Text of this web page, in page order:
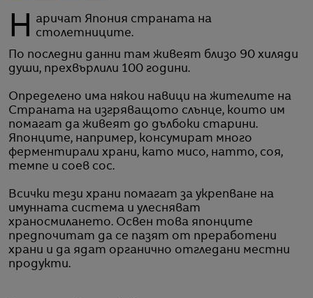
Наричат Япония страната на
столетниците.
По последни данни там живеят близо 90 хиляди
души, прехвърлили 100 години.
Определено има някои навици на жителите на
Страната на изгряващото слънце, които им
помагат да живеят до дълбоки старини.
Японците, например, консумират много
ферментирали храни, като мисо, натто, соя,
темпе и соев сос.
Всички тези храни помагат за укрепване на
имунната система и улесняват
храносмилането. Освен това японците
предпочитат да се пазят от преработени
храни и да ядат органично отгледани местни
продукти.